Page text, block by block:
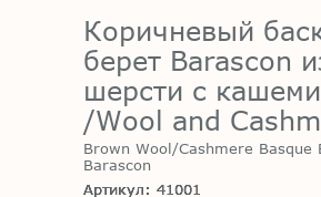
Коричневый
берет Barascon
шерсти с
/Wool and
Brown Wool/Cashmere Basque
Barascon
Артикул: 41001